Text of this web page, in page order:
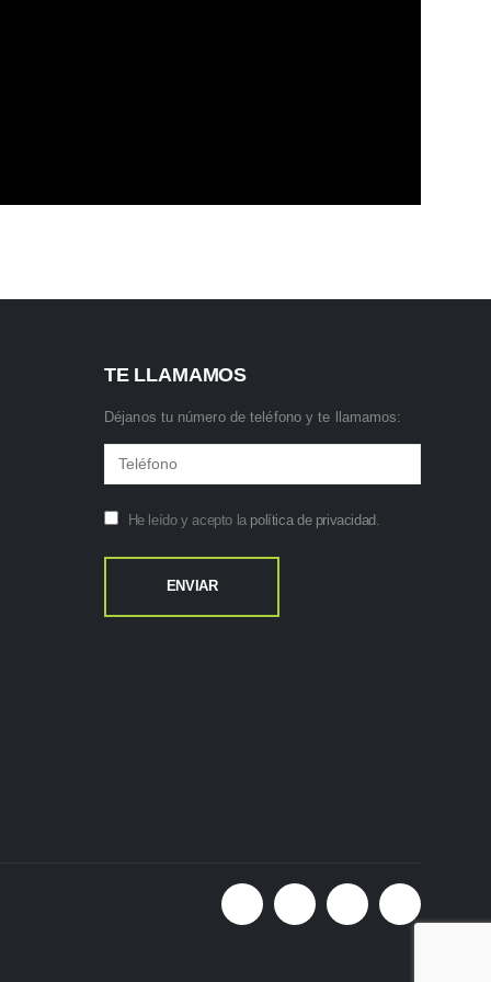
TE LLAMAMOS
Déjanos tu número de teléfono y te llamamos:
He leído y acepto la política de privacidad.